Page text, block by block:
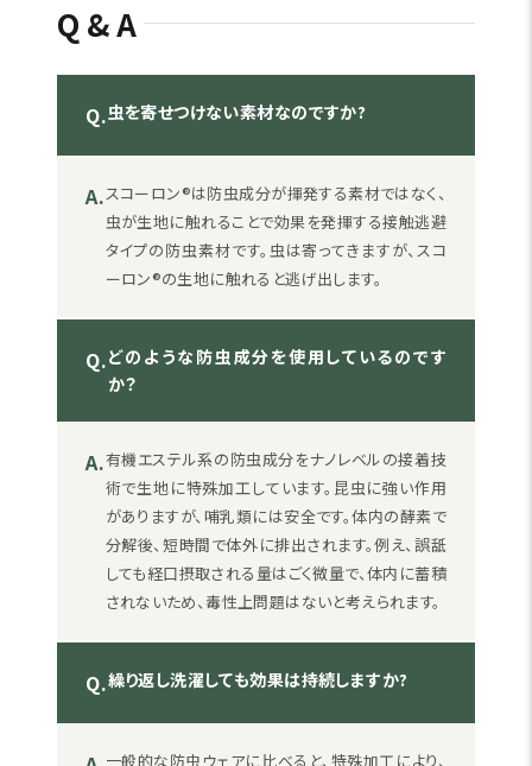
Q&A
Q.虫を寄せつけない素材なのですか?
A.スコーロン®は防虫成分が揮発する素材ではなく、
虫が生地に触れることで効果を発揮する接触逃避
タイプの防虫素材です。虫は寄ってきますが、スコ
ーロン®の生地に触れると逃げ出します。
Q.どのような防虫成分を使用しているのです
か？
A.有機エステル系の防虫成分をナノレベルの接着技
術で生地に特殊加工しています。昆虫に強い作用
がありますが、哺乳類には安全です。体内の酵素で
分解後、短時間で体外に排出されます。例え、誤舐
しても経口摂取される量はごく微量で、体内に蓄積
されないため、毒性上問題はないと考えられます。
Q.繰り返し洗濯しても効果は持続しますか?
一般的な防虫ウェアに比べると、特殊加工により、